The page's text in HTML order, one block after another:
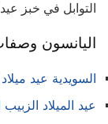
التوابل في خبز عيد
اليانسون
السويدية عيد ميلاد
عيد الميلاد الزبيب